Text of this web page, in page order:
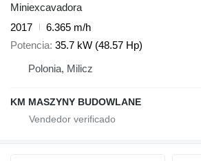
Miniexcavadora
2017
6.365 m/h
Potencia 35.7 kW (48.57 Hp)
Polonia, Milicz
KM MASZYNY BUDOWLANE